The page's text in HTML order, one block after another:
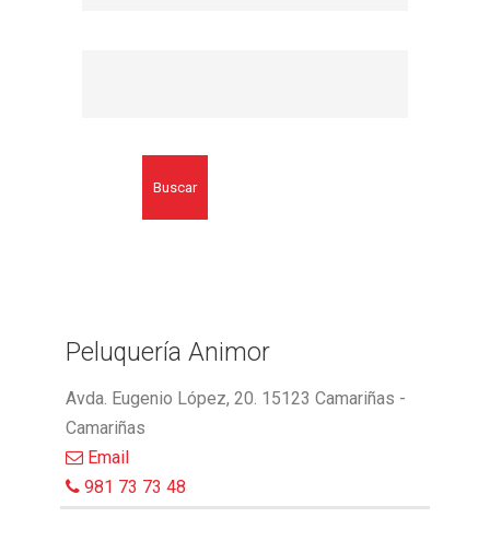
Buscar
Peluquería Animor
Avda. Eugenio López, 20. 15123 Camariñas -
Camariñas
Email
981 73 73 48